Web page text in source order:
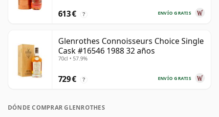
ENVÍO GRATIS
613 € ?
Glenrothes Connoisseurs Choice Single
Cask #16546 1988 32 años
70cl • 57.9%
ENVÍO GRATIS
729 € ?
DÓNDE COMPRAR GLENROTHES